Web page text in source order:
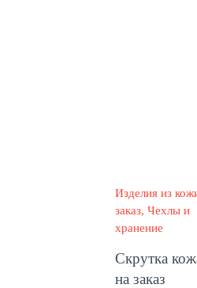
Изделия из
заказ Чехлы и
хранение
Скрутка
на заказ